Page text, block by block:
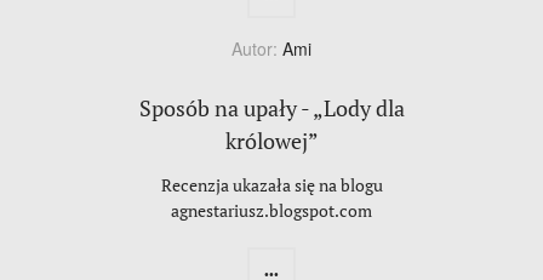
Autor: Ami
Sposób na upały - „Lody dla
królowej”
Recenzja ukazała się na blogu
agnestariusz.blogspot.com
...